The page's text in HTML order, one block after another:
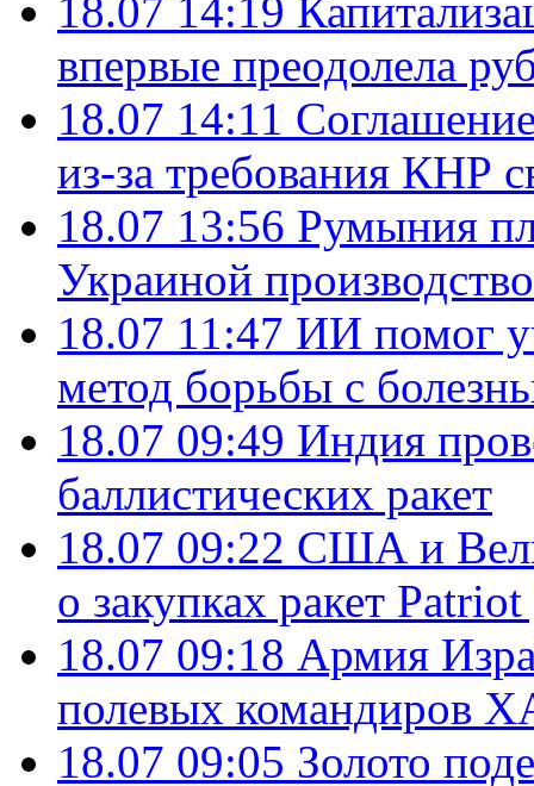
18.07 14:19
впервые преодолела
18.07 14:11
из-за требования КНР
18.07 13:56 Румыния
Украиной
18.07 11:47 ИИ помог
метод борьбы с
18.07 09:49 Индия
баллистических ракет
18.07 09:22 США и
о закупках ракет
18.07 09:18 Армия
полевых командиров
18.07 09:05 Золото